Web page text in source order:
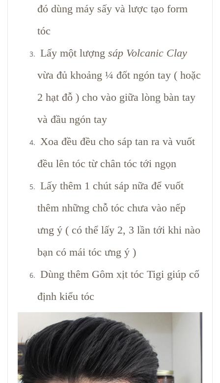
đó dùng máy sấy và lược tạo form
tóc
Lấy một lượng sáp Volcanic Clay
vừa đủ khoảng ¼ đốt ngón tay ( hoặc
2 hạt đỗ ) cho vào giữa lòng bàn tay
và đầu ngón tay
Xoa đều đều cho sáp tan ra và vuốt
đều lên tóc từ chân tóc tới ngọn
Lấy thêm 1 chút sáp nữa để vuốt
thêm những chỗ tóc chưa vào nếp
ưng ý ( có thể lấy 2, 3 lần tới khi nào
bạn có mái tóc ưng ý )
Dùng thêm Gôm xịt tóc Tigi giúp cố
định kiểu tóc